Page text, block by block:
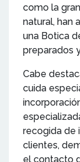
como la
natural, han
una Botica
preparados
Cabe
cuida
recogida de
clientes,
el contacto